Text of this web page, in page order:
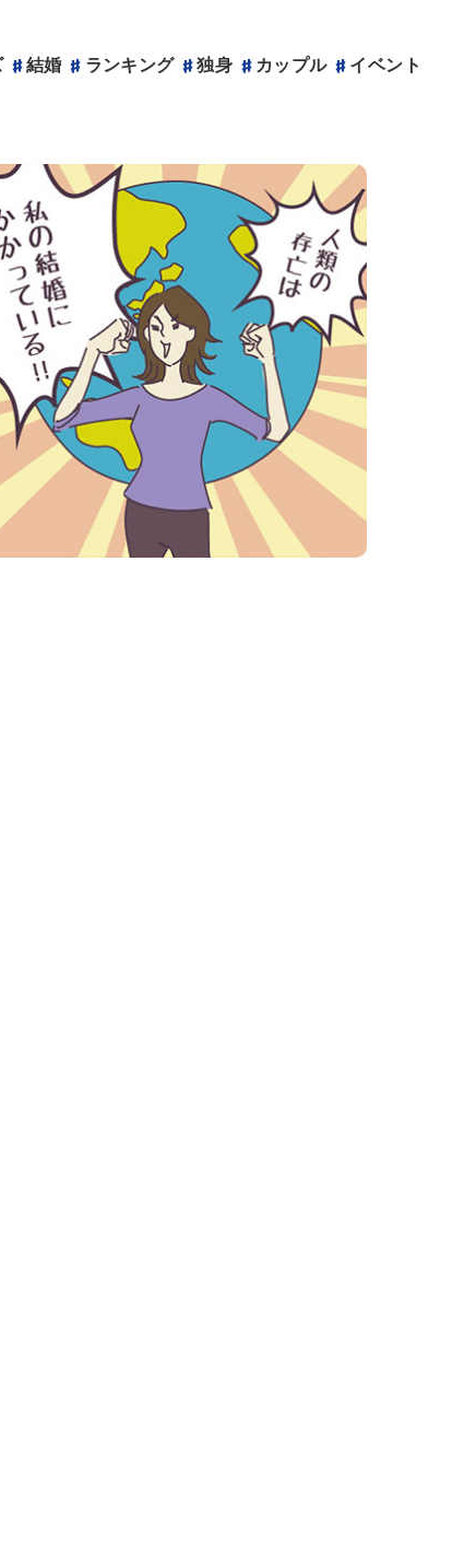
結婚 ランキング 独身 カップル イベント
結婚 ランキング
アニヴェルセルのサービス
ウェディングサイト
アニヴェルセルカフェ
企業情報
プロポーズプランナー
記念日レストラン
メンバーズクラブ
結婚式場一覧